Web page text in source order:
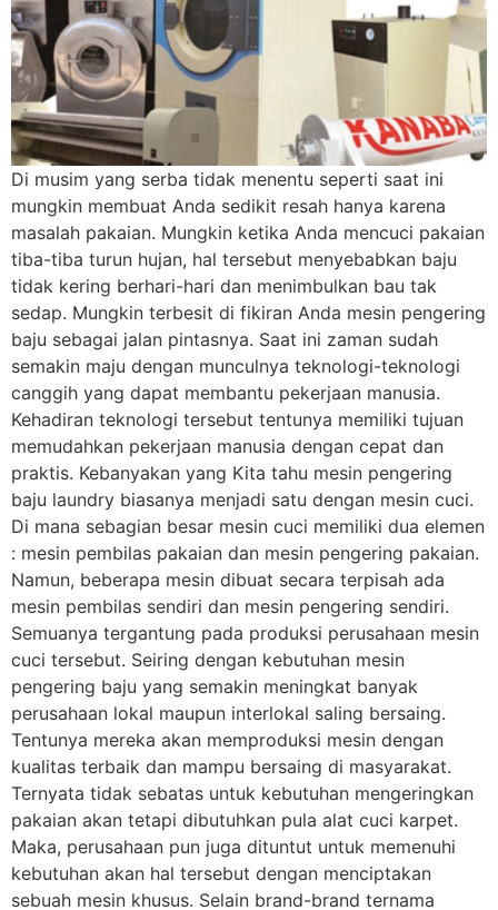
Di musim yang serba tidak menentu seperti saat ini
mungkin membuat Anda sedikit resah hanya karena
masalah pakaian. Mungkin ketika Anda mencuci pakaian
tiba-tiba turun hujan, hal tersebut menyebabkan baju
tidak kering berhari-hari dan menimbulkan bau tak
sedap. Mungkin terbesit di fikiran Anda mesin pengering
baju sebagai jalan pintasnya. Saat ini zaman sudah
semakin maju dengan munculnya teknologi-teknologi
canggih yang dapat membantu pekerjaan manusia.
Kehadiran teknologi tersebut tentunya memiliki tujuan
memudahkan pekerjaan manusia dengan cepat dan
praktis. Kebanyakan yang Kita tahu mesin pengering
baju laundry biasanya menjadi satu dengan mesin cuci.
Di mana sebagian besar mesin cuci memiliki dua elemen
: mesin pembilas pakaian dan mesin pengering pakaian.
Namun, beberapa mesin dibuat secara terpisah ada
mesin pembilas sendiri dan mesin pengering sendiri.
Semuanya tergantung pada produksi perusahaan mesin
cuci tersebut. Seiring dengan kebutuhan mesin
pengering baju yang semakin meningkat banyak
perusahaan lokal maupun interlokal saling bersaing.
Tentunya mereka akan memproduksi mesin dengan
kualitas terbaik dan mampu bersaing di masyarakat.
Ternyata tidak sebatas untuk kebutuhan mengeringkan
pakaian akan tetapi dibutuhkan pula alat cuci karpet.
Maka, perusahaan pun juga dituntut untuk memenuhi
kebutuhan akan hal tersebut dengan menciptakan
sebuah mesin khusus. Selain brand-brand ternama